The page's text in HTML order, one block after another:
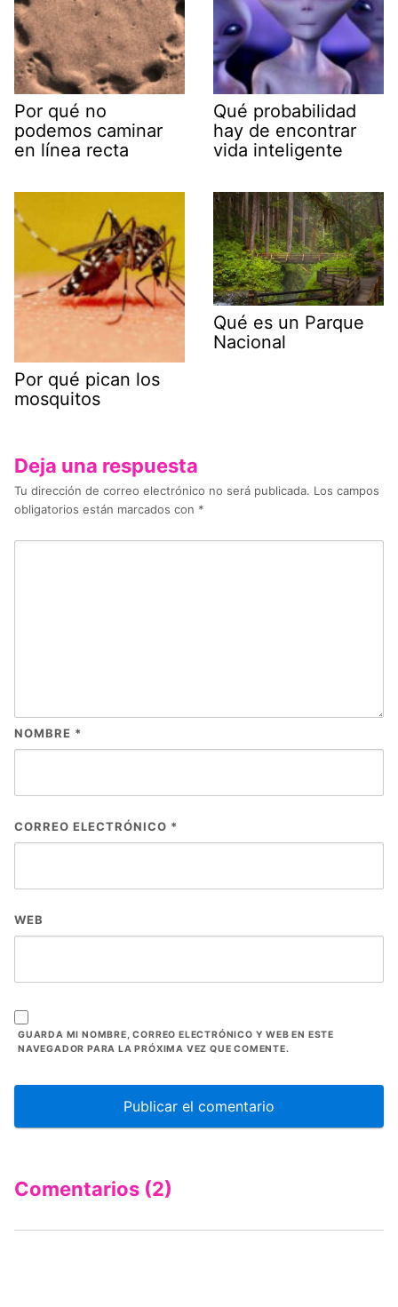
Por qué no
podemos caminar
en línea recta
Qué probabilidad
hay de encontrar
vida inteligente
Por qué pican los
mosquitos
Qué es un Parque
Nacional
Deja una respuesta
Tu dirección de correo electrónico no será publicada. Los campos
obligatorios están marcados con *
NOMBRE *
CORREO ELECTRÓNICO *
WEB
GUARDA MI NOMBRE, CORREO ELECTRÓNICO Y WEB EN ESTE
NAVEGADOR PARA LA PRÓXIMA VEZ QUE COMENTE.
Comentarios (2)